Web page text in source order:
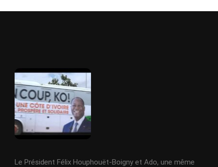
Le Président Félix Houphouët-Boigny et Ado, une même